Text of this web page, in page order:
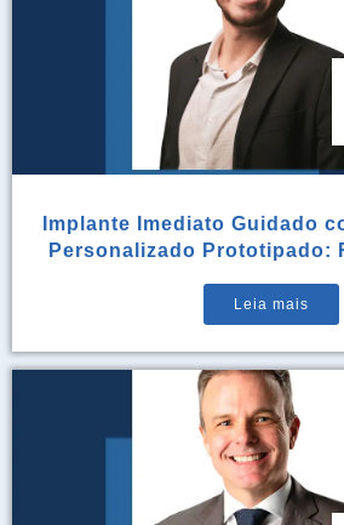
Implante Imediato Guidado
Personalizado Prototipado:
Leia mais